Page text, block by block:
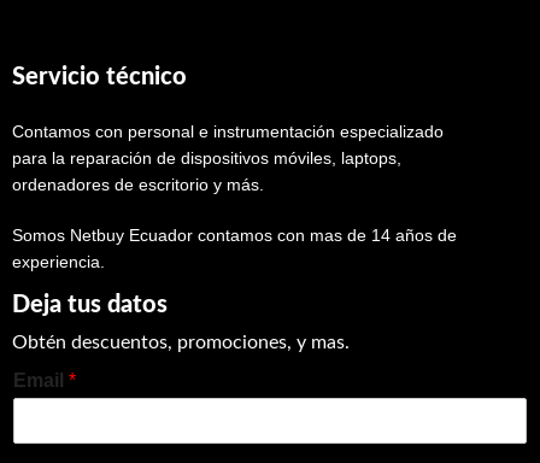
Servicio técnico
Contamos con personal e instrumentación especializado
para la reparación de dispositivos móviles, laptops,
ordenadores de escritorio y más.
Somos Netbuy Ecuador contamos con mas de 14 años de
experiencia.
Deja tus datos
Obtén descuentos, promociones, y mas.
Email *